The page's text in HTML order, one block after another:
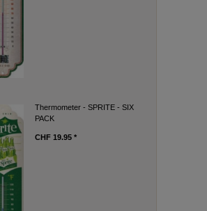
Thermometer - SPRITE - SIX
PACK
CHF 19.95 *